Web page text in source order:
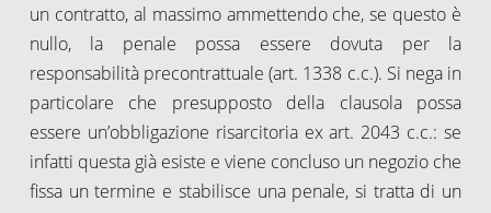
un contratto, al massimo ammettendo che, se questo è
nullo, la penale possa essere dovuta per la
responsabilità precontrattuale (art. 1338 c.c.). Si nega in
particolare che presupposto della clausola possa
essere un’obbligazione risarcitoria ex art. 2043 c.c.: se
infatti questa già esiste e viene concluso un negozio che
fissa un termine e stabilisce una penale, si tratta di un